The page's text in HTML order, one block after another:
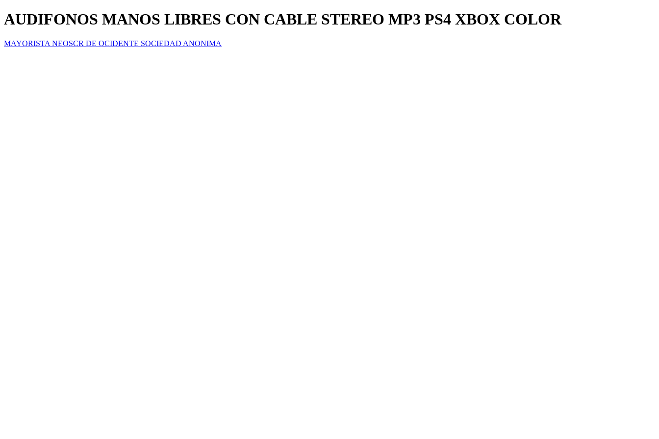
AUDIFONOS MANOS LIBRES CON CABLE STEREO MP3 PS4 XBOX COLOR
MAYORISTA NEOSCR DE OCIDENTE SOCIEDAD ANONIMA